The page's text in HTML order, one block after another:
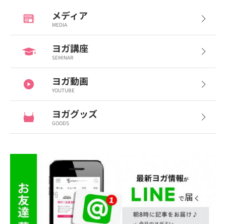
メディア
MEDIA
ヨガ講座
SEMINAR
ヨガ動画
YOUTUBE
ヨガグッズ
GOODS